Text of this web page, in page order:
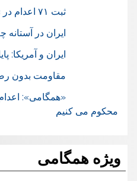
ثبت ۷۱ اعدام در ژوئيه در ایران
ایران در
ایران و آمریکا:
مقاومت بدون
«همگامی»:
محکوم می کنیم
ویژه همگامی